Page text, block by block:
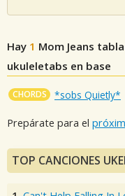
Hay 1 Mom Jeans
ukuleletabs en base
CHORDS *sobs Quietly*
Prepárate para el
TOP CANCIONES